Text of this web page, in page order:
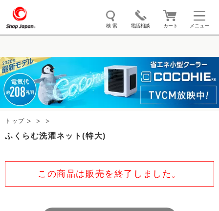
メニュー
検 索 電話相談 カート
トゥルースリーパー ここひえ 枕
掃除機 クッキングプロ 補聴器 マイキュット
エアコン オーラルスマイル
トップ
ふくらむ洗濯ネット(特大)
この商品は販売を終了しました。